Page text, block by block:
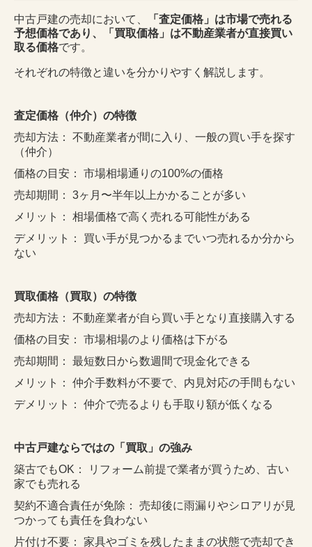
中古戸建の売却において、
「査定価格」は市場で売れる
予想価格であり、「買取価格」は不動産業者が直接買い
取る価格です。
それぞれの特徴と違いを分かりやすく解説します。
査定価格（仲介）の特徴
売却方法： 不動産業者が間に入り、一般の買い手を探す
（仲介）
価格の目安： 市場相場通りの100%の価格
売却期間： 3ヶ月〜半年以上かかることが多い
メリット： 相場価格で高く売れる可能性がある
デメリット： 買い手が見つかるまでいつ売れるか分から
ない
買取価格（買取）の特徴
売却方法： 不動産業者が自ら買い手となり直接購入する
価格の目安： 市場相場のより価格は下がる
売却期間： 最短数日から数週間で現金化できる
メリット： 仲介手数料が不要で、内見対応の手間もない
デメリット： 仲介で売るよりも手取り額が低くなる
中古戸建ならではの「買取」の強み
築古でもOK： リフォーム前提で業者が買うため、古い
家でも売れる
契約不適合責任が免除： 売却後に雨漏りやシロアリが見
つかっても責任を負わない
片付け不要： 家具やゴミを残したままの状態で売却でき